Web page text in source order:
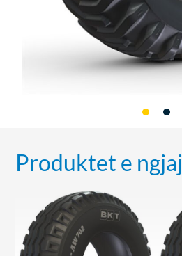
Produktet e